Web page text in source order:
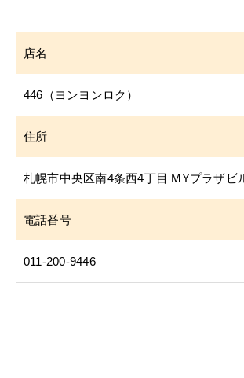
店名
446（ヨンヨンロク）
住所
札幌市中央区南4条西4丁目 MYプラザビ
電話番号
011-200-9446